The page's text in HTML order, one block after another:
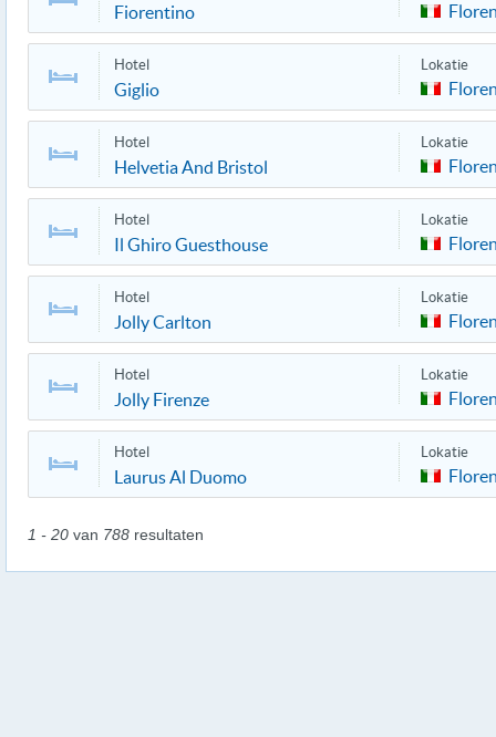
Fiorentino
Hotel
Giglio
Lokatie
Hotel
Helvetia And Bristol
Lokatie
Hotel
Il Ghiro Guesthouse
Lokatie
Hotel
Jolly Carlton
Lokatie
Hotel
Jolly Firenze
Lokatie
Hotel
Laurus Al Duomo
Lokatie
1 - 20 van 788 resultaten